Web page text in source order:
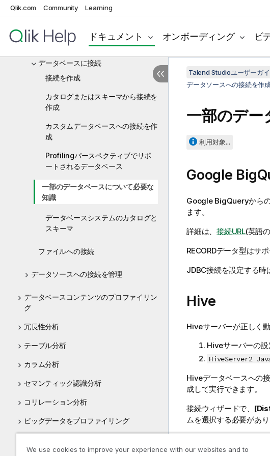
Qlik.com Community Learning
ドキュメント オンボーディング ビ
Talend Data Qualityの使用を開始する
データソースへの接続の設定
データソースへの接続を作成
データベースに接続
接続を作成
カタログまたはスキーマから接続を
作成
カスタムデータベースへの接続を作
成
Profilingパースペクティブでサポ
ートされるデータベース
一部のデータベースについて必要な
知識
データベースシステムのカタログと
スキーマ
ファイルへの接続
データソースへの接続を管理
データベースコンテンツのプロファイリン
グ
冗長性分析
テーブル分析
カラム分析
セマンティック認識分析
コリレーション分析
ビッグデータをプロファイリング
Talend Studioユーザーガ
データソースへの接続を作
一部のデー
利用対象...
Google
Google BigQueryから
ます。
詳細は、 接続URL(英語
RECORDデータ型はサポ
JDBC接続を設定する時
Hive
Hiveサーバーが正しく
Hiveサーバーの設
HiveServer2
Hiveデータベースへの
成して実行できます。
接続ウィザードで、
ムを選択する必要があ
We use cookies to improve your experience with our websites and to